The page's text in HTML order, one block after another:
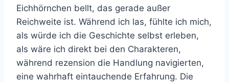
Eichhörnchen bellt, das gerade außer
Reichweite ist. Während ich las, fühlte ich mich,
als würde ich die Geschichte selbst erleben,
als wäre ich direkt bei den Charakteren,
während rezension die Handlung navigierten,
eine wahrhaft eintauchende Erfahrung. Die